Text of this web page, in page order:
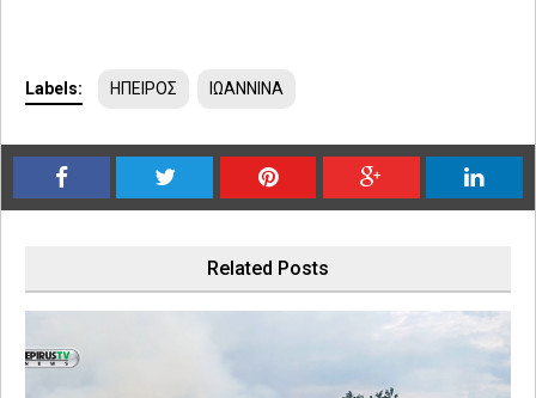
Labels: ΗΠΕΙΡΟΣ ΙΩΑΝΝΙΝΑ
Related Posts